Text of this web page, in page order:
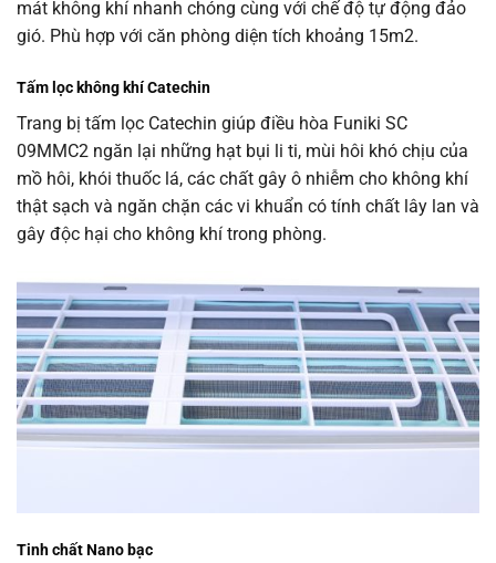
mát không khí nhanh chóng cùng với chế độ tự động đảo
gió. Phù hợp với căn phòng diện tích khoảng 15m2.
Tấm lọc không khí Catechin
Trang bị tấm lọc Catechin giúp điều hòa Funiki SC
09MMC2 ngăn lại những hạt bụi li ti, mùi hôi khó chịu của
mồ hôi, khói thuốc lá, các chất gây ô nhiễm cho không khí
thật sạch và ngăn chặn các vi khuẩn có tính chất lây lan và
gây độc hại cho không khí trong phòng.
Tinh chất Nano bạc